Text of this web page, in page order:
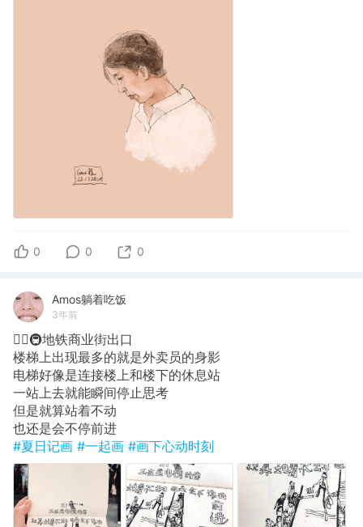
0 0 0
Amos躺着吃饭
3年前
✍🏽🚇地铁商业街出口
楼梯上出现最多的就是外卖员的身影
电梯好像是连接楼上和楼下的休息站
一站上去就能瞬间停止思考
但是就算站着不动
也还是会不停前进
#夏日记画 #一起画 #画下心动时刻